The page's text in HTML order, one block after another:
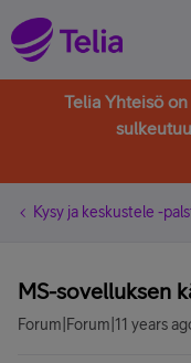
Telia Yhteisö
Kysy ja keskustele -
MS-sovelluksen
Forum|Forum|11 years